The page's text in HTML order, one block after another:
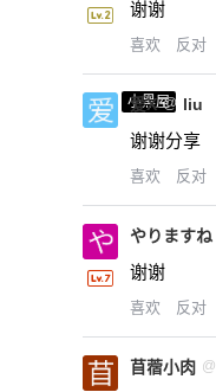
谢谢
喜欢 反对
小黑屋
爱X @ liu
谢谢分享
喜欢 反对
やりますね
谢谢
喜欢 反对
苜蓿小肉 @